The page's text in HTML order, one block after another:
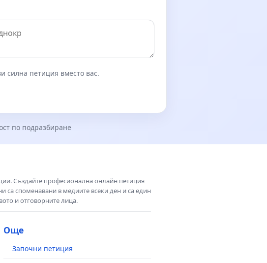
силна петиция вместо вас.
по подразбиране
Създайте професионална онлайн петиция
са споменавани в медиите всеки ден и са един
и отговорните лица.
Още
Започни петиция